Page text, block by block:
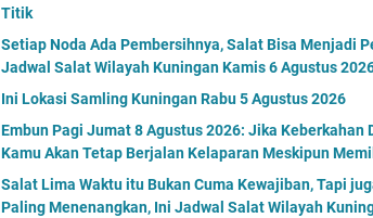
Titik
Setiap Noda Ada Pembersihnya, Salat Bisa Menjadi
Jadwal Salat Wilayah Kuningan Kamis 6 Agustus
Ini Lokasi Samling Kuningan Rabu 5 Agustus 2026
Embun Pagi Jumat 8 Agustus 2026: Jika Keberkahan
Kamu Akan Tetap Berjalan Kelaparan Meskipun
Salat Lima Waktu itu Bukan Cuma Kewajiban, Tapi
Paling Menenangkan, Ini Jadwal Salat Wilayah